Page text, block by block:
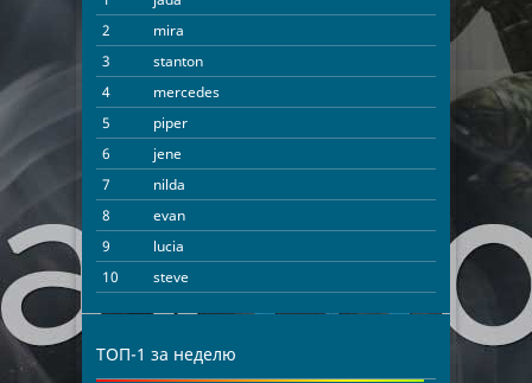
2
mira
03:06:23
3
stanton
4
mercedes
02:34:24
5
piper
02:31:49
6
jene
7
nilda
01:42:31
8
evan
9
lucia
00:52:02
10
steve
00:23:53
11
norris
00:03:33
00:03:20
ТОП-1 за неделю